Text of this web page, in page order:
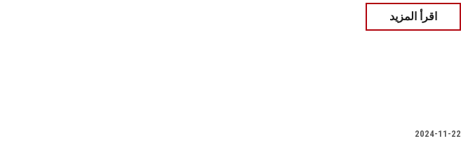
اقرأ المزيد
2024-11-22